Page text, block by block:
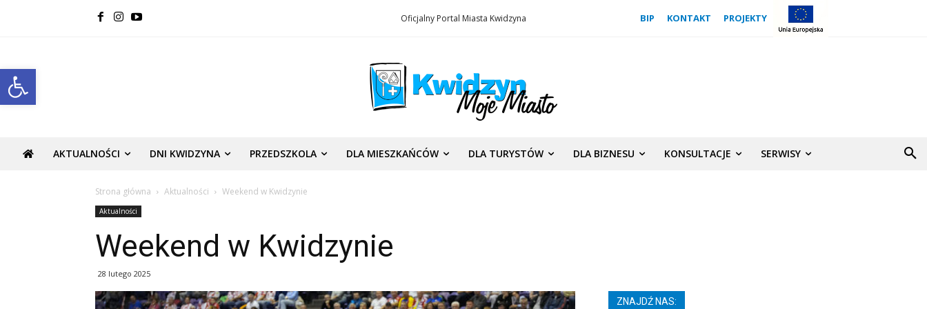
Open toolbar
Oficjalny Portal Miasta Kwidzyna BIP KONTAKT PROJEKTY
AKTUALNOŚCI DNI KWIDZYNA PRZEDSZKOLA DLA MIESZKAŃCÓW DLA TURYSTÓW DLA BIZNESU KONSULTACJE SERWISY
Strona główna Aktualności Weekend w Kwidzynie
Aktualności
Weekend w Kwidzynie
28 lutego 2025
ZNAJDŹ NAS: